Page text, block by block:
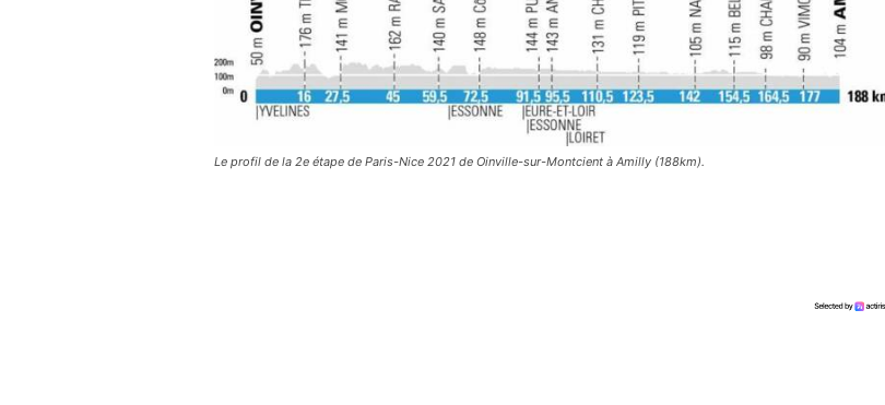
Le profil de la 2e étape de Paris-Nice 2021 de Oinville-sur-Montcient à Amilly (188km).